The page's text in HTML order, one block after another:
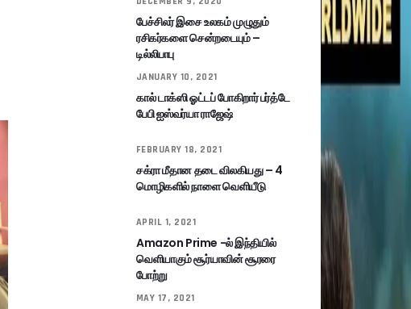
பேச்சிலர் இசை உலகம் முழுதும்
ரசிகர்களை சென்றடையும் –
டில்லிபாபு
JANUARY 10, 2021
கால் டாக்ஸி ஓட்டப் போகிறார் பர்த்டே
பேபி ஐஸ்வர்யா ராஜேஷ்
FEBRUARY 18, 2021
சக்ரா மீதான தடை விலகியது – 4
மொழிகளில் நாளை வெளியீடு
APRIL 1, 2021
Amazon Prime -ல் இந்தியில்
வெளியாகும் சூர்யாவின் சூரரை
போற்று
MAY 17, 2021